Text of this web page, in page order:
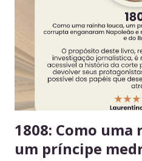
Consuma apenas o que é seu
reforça a confiança entre
na hora Higiene imediata
agradável para o próximo
estragarem Escolha um dia
seus itens e evitar
1808: Como
um príncipe